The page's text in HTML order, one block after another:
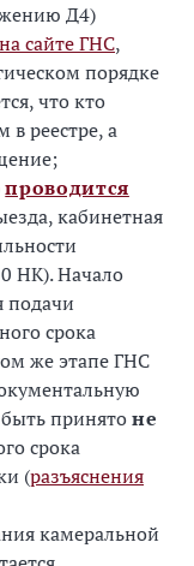
Д4)
сайте ГНС,
порядке
что кто
в реестре, а
проводится
кабинетная
НК). Начало
подачи
срока
же этапе ГНС
принятоне
срока
(разъяснения
камеральной